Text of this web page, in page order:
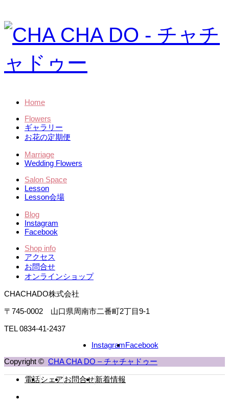
Home
Flowers
ギャラリー
お花の定期便
Marriage
Wedding Flowers
Salon Space
Lesson
Lesson会場
Blog
Instagram
Facebook
Shop info
アクセス
お問合せ
オンラインショップ
CHACHADO株式会社
〒745-0002 山口県周南市二番町2丁目9-1
TEL 0834-41-2437
Facebook
Instagram
Copyright © CHA CHA DO – チャチャドゥー
電話シェアお問合せ新着情報